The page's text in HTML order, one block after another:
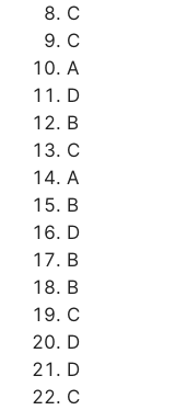
C
C
A
D
B
C
A
B
D
B
B
C
D
D
C